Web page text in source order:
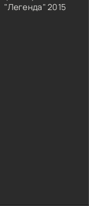
"Легенда" 2015